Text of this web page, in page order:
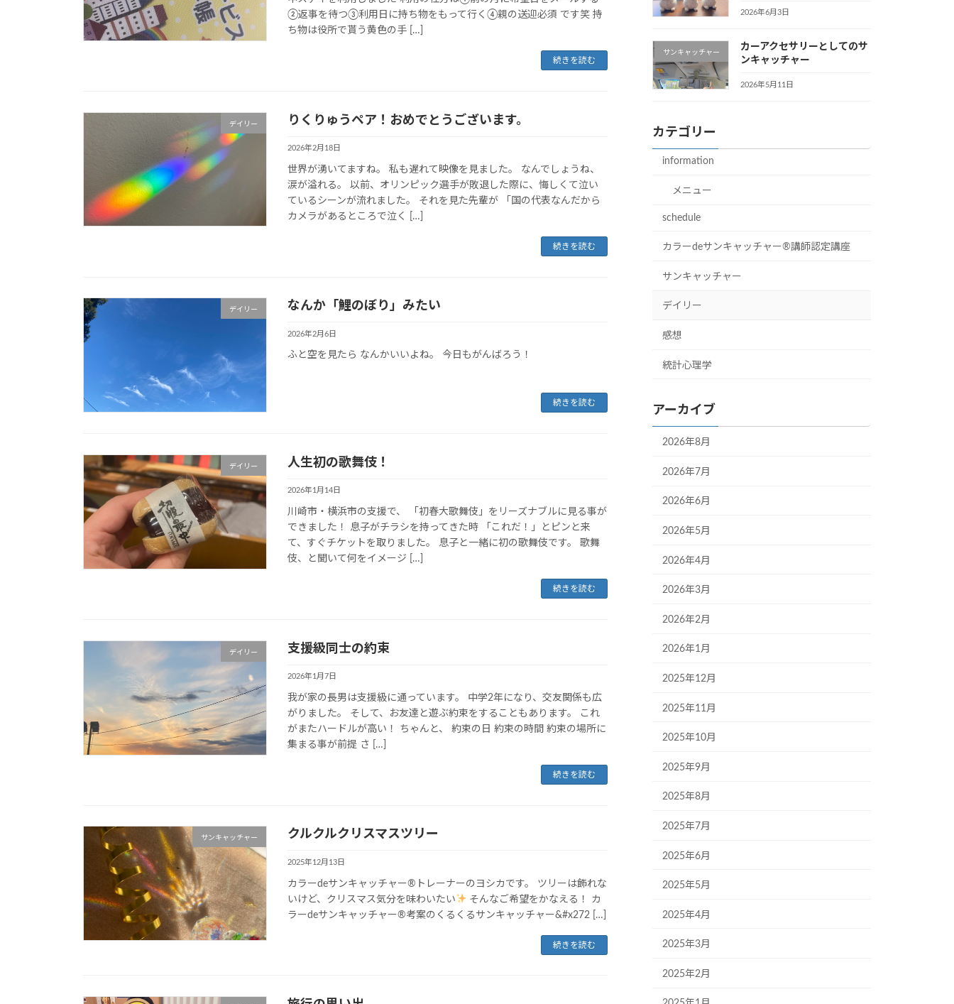
②返事を待つ③利用日に持ち物をもって行く④親の送迎必須 です笑 持
ち物は役所で貰う黄色の手 […]
続きを読む
デイリー りくりゅうペア！おめでとうございます。
2026年2月18日
世界が湧いてますね。 私も遅れて映像を見ました。 なんでしょうね、
涙が溢れる。 以前、オリンピック選手が敗退した際に、悔しくて泣い
ているシーンが流れました。 それを見た先輩が 「国の代表なんだから
カメラがあるところで泣く […]
続きを読む
デイリー なんか「鯉のぼり」みたい
2026年2月6日
ふと空を見たら なんかいいよね。 今日もがんばろう！
続きを読む
デイリー 人生初の歌舞伎！
2026年1月14日
川崎市・横浜市の支援で、 「初春大歌舞伎」をリーズナブルに見る事が
できました！ 息子がチラシを持ってきた時 「これだ！」とピンと来
て、すぐチケットを取りました。 息子と一緒に初の歌舞伎です。 歌舞
伎、と聞いて何をイメージ […]
続きを読む
デイリー 支援級同士の約束
2026年1月7日
我が家の長男は支援級に通っています。 中学2年になり、交友関係も広
がりました。 そして、お友達と遊ぶ約束をすることもあります。 これ
がまたハードルが高い！ ちゃんと、 約束の日 約束の時間 約束の場所に
集まる事が前提 さ […]
続きを読む
サンキャッチャー クルクルクリスマスツリー
2025年12月13日
カラーdeサンキャッチャー®︎トレーナーのヨシカです。 ツリーは飾れな
いけど、クリスマス気分を味わいたい
そんなご希望をかなえる！ カ
ラーdeサンキャッチャー®︎考案のくるくるサンキャッチャー&#x272 […]
続きを読む
2026年6月3日
サンキャッチャー
カーアクセサリーとしてのサ
ンキャッチャー
2026年5月11日
カテゴリー
information
メニュー
schedule
カラーdeサンキャッチャー®︎講師認定講座
サンキャッチャー
デイリー
感想
統計心理学
アーカイブ
2026年8月
2026年7月
2026年6月
2026年5月
2026年4月
2026年3月
2026年2月
2026年1月
2025年12月
2025年11月
2025年10月
2025年9月
2025年8月
2025年7月
2025年6月
2025年5月
2025年4月
2025年3月
2025年2月